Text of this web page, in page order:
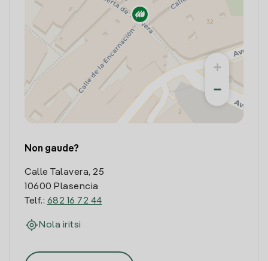
+
−
Non gaude?
Calle Talavera, 25
10600 Plasencia
Telf.: 682 16 72 44
Nola iritsi